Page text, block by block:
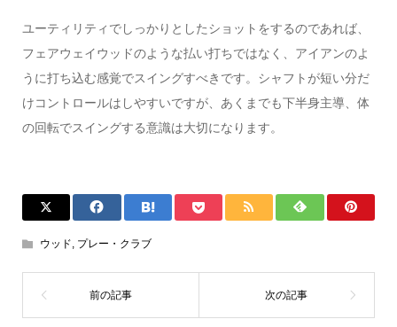
ユーティリティでしっかりとしたショットをするのであれば、
フェアウェイウッドのような払い打ちではなく、アイアンのよ
うに打ち込む感覚でスイングすべきです。シャフトが短い分だ
けコントロールはしやすいですが、あくまでも下半身主導、体
の回転でスイングする意識は大切になります。
ウッド プレー・クラブ